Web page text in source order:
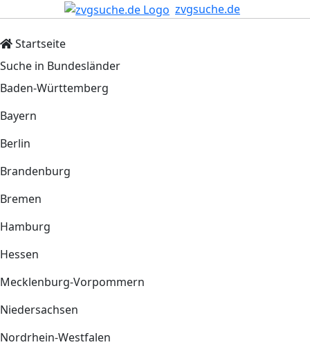
zvgsuche.de
Startseite
Suche in Bundesländer
Baden-Württemberg
Bayern
Berlin
Brandenburg
Bremen
Hamburg
Hessen
Mecklenburg-Vorpommern
Niedersachsen
Nordrhein-Westfalen